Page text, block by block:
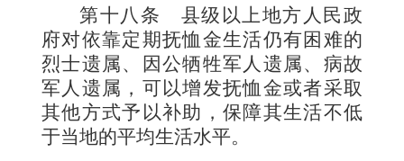
第十八条 县级以上地方人民政
府对依靠定期抚恤金生活仍有困难的
烈士遗属、因公牺牲军人遗属、病故
军人遗属，可以增发抚恤金或者采取
其他方式予以补助，保障其生活不低
于当地的平均生活水平。